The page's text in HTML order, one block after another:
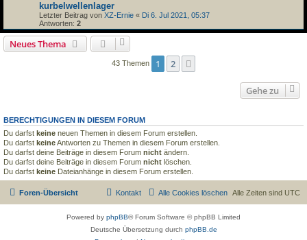
kurbelwellenlager
Letzter Beitrag von XZ-Ernie « Di 6. Jul 2021, 05:37
Antworten: 2
Neues Thema
43 Themen 1 2
Gehe zu
BERECHTIGUNGEN IN DIESEM FORUM
Du darfst keine neuen Themen in diesem Forum erstellen.
Du darfst keineAntworten zu Themen in diesem Forum erstellen.
Du darfst deine Beiträge in diesem Forum nicht ändern.
Du darfst deine Beiträge in diesem Forum nicht löschen.
Du darfst keine Dateianhänge in diesem Forum erstellen.
Foren-Übersicht Alle Zeiten sind UTC
Alle Cookies löschen
Kontakt
Powered by phpBB® Forum Software © phpBB Limited
Deutsche Übersetzung durch phpBB.de